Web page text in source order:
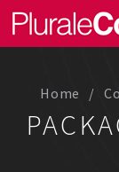
Portfolio
Home